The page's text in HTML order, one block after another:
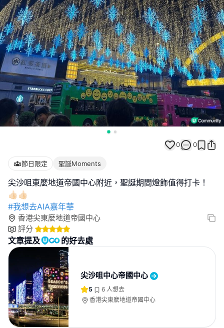
0 0
節日限定 聖誕Moments
尖沙咀東麼地道帝國中心附近，聖誕期間燈飾值得打卡！
#我想去AIA嘉年華
香港尖東麼地道帝國中心
評分
文章提及 的好去處
尖沙咀中心帝國中心
5 6 人想去
香港尖東麼地道帝國中心